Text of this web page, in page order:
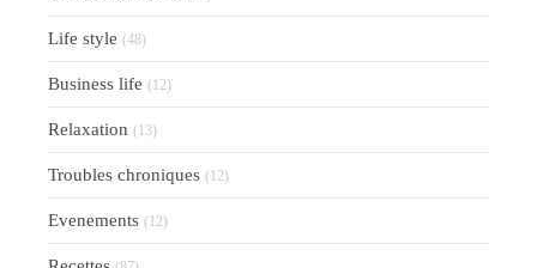
Life style (48)
Business life (12)
Relaxation (13)
Troubles chroniques (12)
Evenements (12)